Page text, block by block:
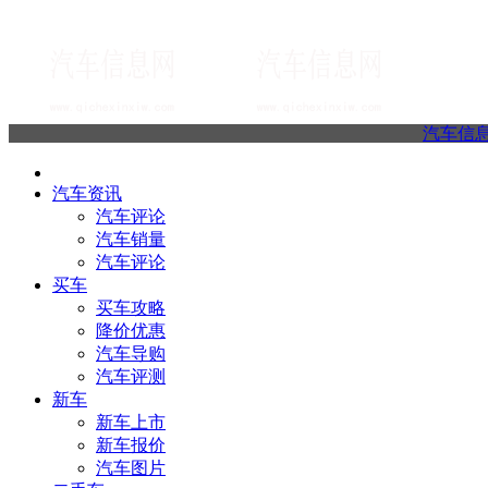
汽车信
汽车资讯
汽车评论
汽车销量
汽车评论
买车
买车攻略
降价优惠
汽车导购
汽车评测
新车
新车上市
新车报价
汽车图片